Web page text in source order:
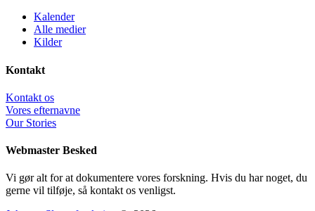
Kalender
Alle medier
Kilder
Kontakt
Kontakt os
Vores efternavne
Our Stories
Webmaster Besked
Vi gør alt for at dokumentere vores forskning. Hvis du har noget, du
gerne vil tilføje, så kontakt os venligst.